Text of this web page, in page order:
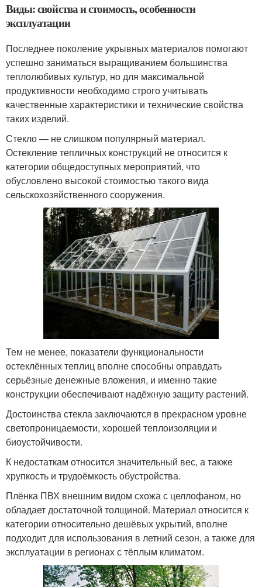
Виды: свойства и стоимость, особенности
эксплуатации
Последнее поколение укрывных материалов помогают
успешно заниматься выращиванием большинства
теплолюбивых культур, но для максимальной
продуктивности необходимо строго учитывать
качественные характеристики и технические свойства
таких изделий.
Стекло — не слишком популярный материал.
Остекление тепличных конструкций не относится к
категории общедоступных мероприятий, что
обусловлено высокой стоимостью такого вида
сельскохозяйственного сооружения.
Тем не менее, показатели функциональности
остеклённых теплиц вполне способны оправдать
серьёзные денежные вложения, и именно такие
конструкции обеспечивают надёжную защиту растений.
Достоинства стекла заключаются в прекрасном уровне
светопроницаемости, хорошей теплоизоляции и
биоустойчивости.
К недостаткам относится значительный вес, а также
хрупкость и трудоёмкость обустройства.
Плёнка ПВХ внешним видом схожа с целлофаном, но
обладает достаточной толщиной. Материал относится к
категории относительно дешёвых укрытий, вполне
подходит для использования в летний сезон, а также для
эксплуатации в регионах с тёплым климатом.